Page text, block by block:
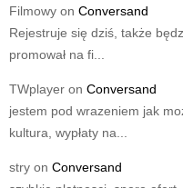
Filmowy on Conversand
Rejestruje się dziś, także
promował na fi...
TWplayer on Conversand
jestem pod wrazeniem jak
kultura, wypłaty na...
stry on Conversand